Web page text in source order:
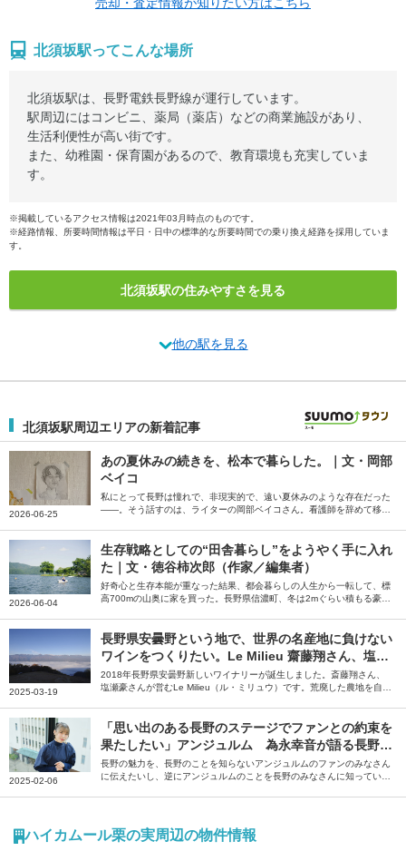
北須坂駅ってこんな場所
北須坂駅は、長野電鉄長野線が運行しています。
駅周辺にはコンビニ、薬局（薬店）などの商業施設があり、
生活利便性が高い街です。
また、幼稚園・保育園があるので、教育環境も充実していま
す。
※掲載しているアクセス情報は2021年03月時点のものです。
※経路情報、所要時間情報は平日・日中の標準的な所要時間での乗り換え経路を採用していま
す。
北須坂駅の住みやすさを見る
他の駅を見る
北須坂駅周辺エリアの新着記事
2026-06-25
あの夏休みの続きを、松本で暮らした。｜文・岡部
ベイコ
私にとって長野は憧れで、非現実的で、遠い夏休みのような存在だった
――。そう話すのは、ライターの岡部ベイコさん。看護師を辞めて移住
2026-06-04
生存戦略としての“田舎暮らし”をようやく手に入れ
た｜文・徳谷柿次郎（作家／編集者）
好奇心と生存本能が重なった結果、都会暮らしの人生から一転して、標
高700mの山奥に家を買った。長野県信濃町、冬は2mぐらい積もる豪雪
舎暮らしについて綴っていただきました。
2025-03-19
長野県安曇野という地で、世界の名産地に負けない
ワインをつくりたい。Le Milieu 齋藤翔さん、塩瀬
豪さん【ジモトグラフィー】
2018年長野県安曇野新しいワイナリーが誕生しました。斎藤翔さん、
塩瀬豪さんが営むLe Milieu（ル・ミリュウ）です。荒廃した農地を自分
理想の暮らしがかなう安曇野の魅力について、斎藤さん、塩瀬さんに伺
いました。
2025-02-06
「思い出のある長野のステージでファンとの約束を
果たしたい」アンジュルム 為永幸音が語る長野の
魅力
長野の魅力を、長野のことを知らないアンジュルムのファンのみなさん
に伝えたいし、逆にアンジュルムのことを長野のみなさんに知っていた
ハイカムール栗の実周辺の物件情報